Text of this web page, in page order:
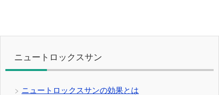
ニュートロックスサン
ニュートロックスサンの効果とは